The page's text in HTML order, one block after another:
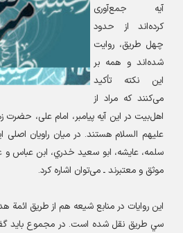
آیه جمع‌آوری
کرده‌اند از حدود
چهل طريق، روایت
شده‌اند و همه بر
اين نکته تأکید
می‌کنند که مراد از
اهل‌بیت در این آیه پیامبر، امام علی، حضرت
علیهم السلام هستند. در میان راویان اصلی
سلمه، عايشه، ابو سعيد خدري، ابن عباس و
موثق و معتبرند ـ می‌توان اشاره کرد.
اين روايات در منابع شيعه هم از طريق ائمة‌
سي طريق نقل شده است. در مجموع بايد